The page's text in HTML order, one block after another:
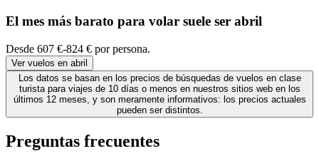
El mes más barato para volar suele ser abril
Desde 607 €-824 € por persona.
Ver vuelos en abril
Los datos se basan en los precios de búsquedas de vuelos en clase
turista para viajes de 10 días o menos en nuestros sitios web en los
últimos 12 meses, y son meramente informativos: los precios actuales
pueden ser distintos.
Preguntas frecuentes